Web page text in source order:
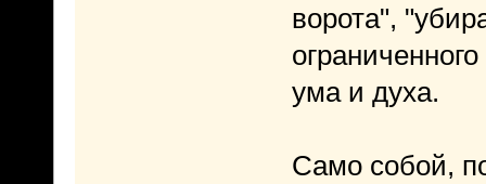
ворота",
ума и духа.
Само собой,